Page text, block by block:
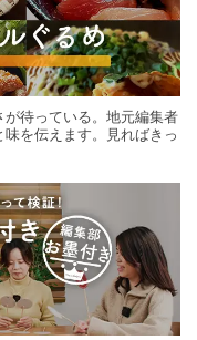
待っている。地元編集者
を伝えます。見ればきっ